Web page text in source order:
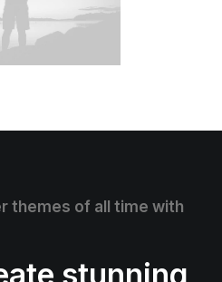
themes of all time with
stunning